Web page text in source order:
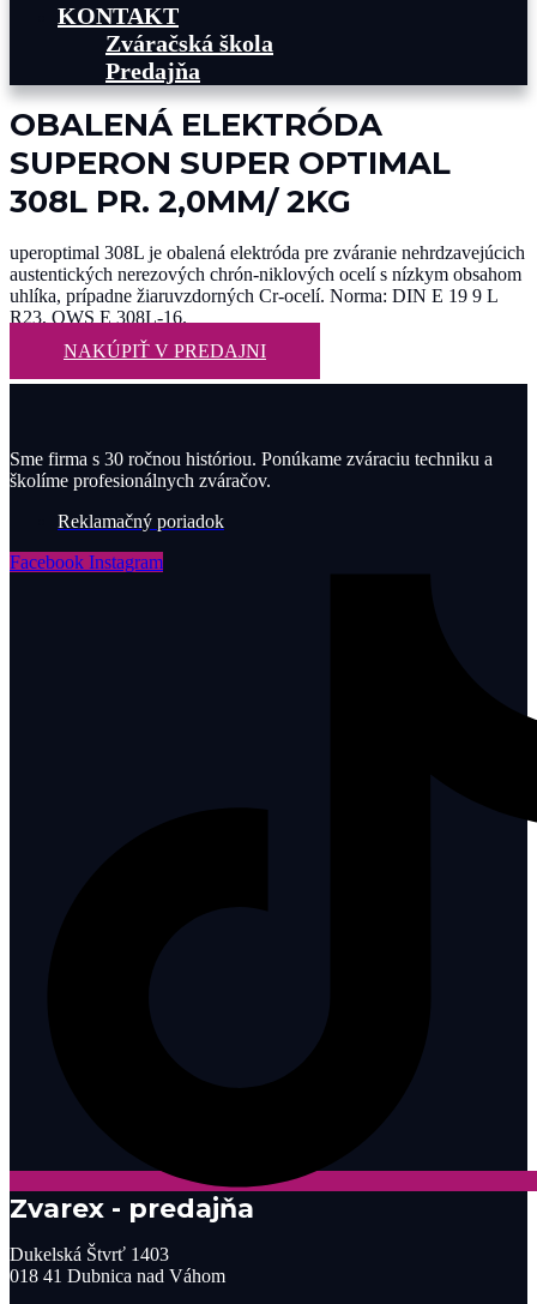
KONTAKT
Zváračská škola
Predajňa
OBALENÁ ELEKTRÓDA
SUPERON SUPER OPTIMAL
308L PR. 2,0MM/ 2KG
uperoptimal 308L je obalená elektróda pre zváranie nehrdzavejúcich
austentických nerezových chrón-niklových ocelí s nízkym obsahom
uhlíka, prípadne žiaruvzdorných Cr-ocelí. Norma: DIN E 19 9 L
R23, QWS E 308L-16.
NAKÚPIŤ V PREDAJNI
Sme firma s 30 ročnou históriou. Ponúkame zváraciu techniku a
školíme profesionálnych zváračov.
Reklamačný poriadok
Facebook Instagram
Zvarex - predajňa
Dukelská Štvrť 1403
018 41 Dubnica nad Váhom